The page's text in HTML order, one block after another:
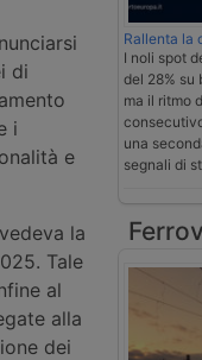
di
i
e
la
Tale
al
alla
dei
Rallenta la
I noli spot
del 28% su
ma il ritmo
una
segnali di